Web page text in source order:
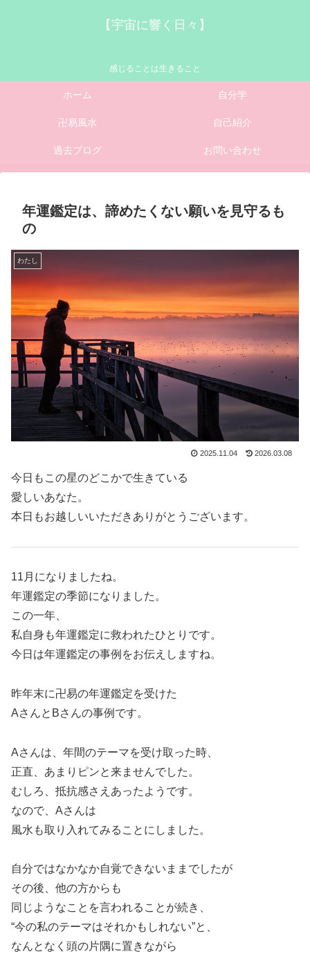
【宇宙に響く日々】
感じることは生きること
ホーム 自分学
卍易風水 自己紹介
過去ブログ お問い合わせ
年運鑑定は、諦めたくない願いを見守るも
の
わたし
2025.11.04 2026.03.08
今日もこの星のどこかで生きている
愛しいあなた。
本日もお越しいいただきありがとうございます。
11月になりましたね。
年運鑑定の季節になりました。
この一年、
私自身も年運鑑定に救われたひとりです。
今日は年運鑑定の事例をお伝えしますね。
昨年末に卍易の年運鑑定を受けた
AさんとBさんの事例です。
Aさんは、年間のテーマを受け取った時、
正直、あまりピンと来ませんでした。
むしろ、抵抗感さえあったようです。
なので、Aさんは
風水も取り入れてみることにしました。
自分ではなかなか自覚できないままでしたが
その後、他の方からも
同じようなことを言われることが続き、
“今の私のテーマはそれかもしれない”と、
なんとなく頭の片隅に置きながら